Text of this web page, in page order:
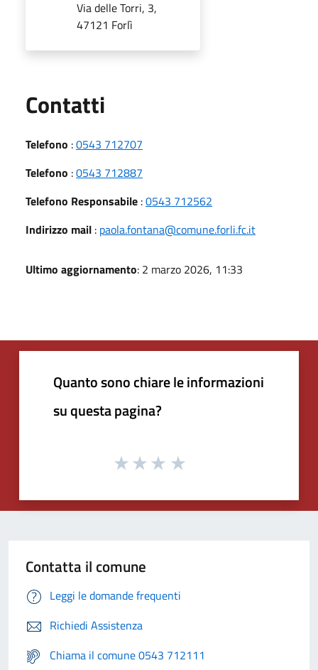
Via delle Torri, 3,
47121 Forlì
Contatti
Telefono :0543 712707
Telefono :0543 712887
Telefono Responsabile :0543 712562
Indirizzo mail : paola.fontana@comune.forli.fc.it
Ultimo aggiornamento: 2 marzo 2026, 11:33
Quanto sono chiare le informazioni
su questa pagina?
Contatta il comune
Leggi le domande frequenti
Richiedi Assistenza
Chiama il comune 0543 712111